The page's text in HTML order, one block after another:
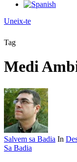
Uneix-te
Tag
Medi
Salvem sa Badia In
Sa Badia